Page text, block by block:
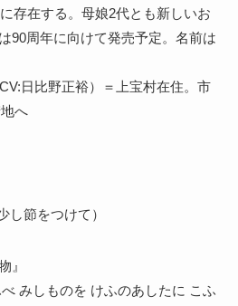
存在する。母娘2代とも新しいお
90周年に向けて発売予定。名前は
日比野正裕）＝上宝村在住。市
へ
し節をつけて）
』
みしものを けふのあしたに こふ